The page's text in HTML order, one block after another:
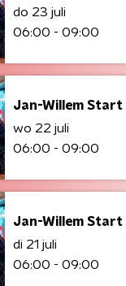
do 23 juli
06:00 - 09:00
Jan-Willem Start
wo 22 juli
06:00 - 09:00
Jan-Willem Start
di 21 juli
06:00 - 09:00